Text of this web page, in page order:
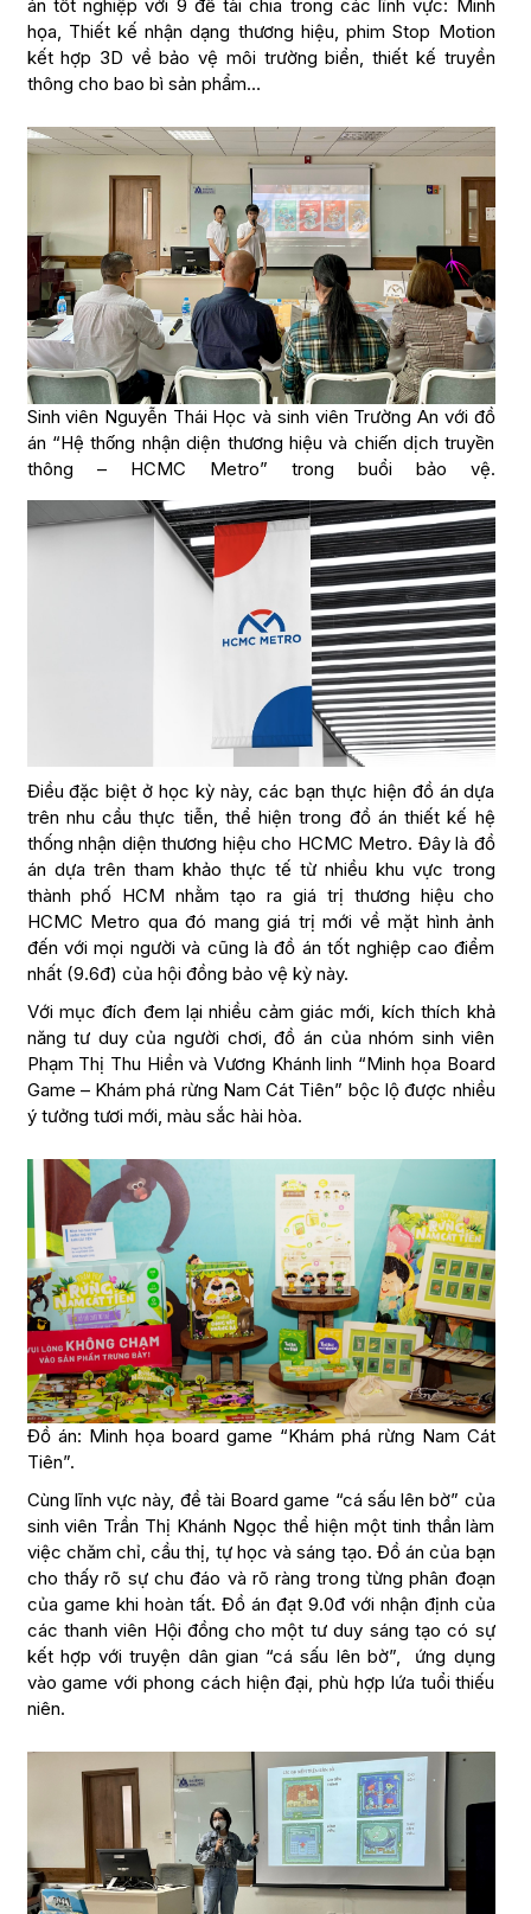
án tốt nghiệp với 9 đề tài chia trong các lĩnh vực: Minh
họa, Thiết kế nhận dạng thương hiệu, phim Stop Motion
kết hợp 3D về bảo vệ môi trường biển, thiết kế truyền
thông cho bao bì sản phẩm…
Sinh viên Nguyễn Thái Học và sinh viên Trường An với đồ
án “Hệ thống nhận diện thương hiệu và chiến dịch truyền
thông – HCMC Metro” trong buổi bảo vệ.
Điều đặc biệt ở học kỳ này, các bạn thực hiện đồ án dựa
trên nhu cầu thực tiễn, thể hiện trong đồ án thiết kế hệ
thống nhận diện thương hiệu cho HCMC Metro. Đây là đồ
án dựa trên tham khảo thực tế từ nhiều khu vực trong
thành phố HCM nhằm tạo ra giá trị thương hiệu cho
HCMC Metro qua đó mang giá trị mới về mặt hình ảnh
đến với mọi người và cũng là đồ án tốt nghiệp cao điểm
nhất (9.6đ) của hội đồng bảo vệ kỳ này.
Với mục đích đem lại nhiều cảm giác mới, kích thích khả
năng tư duy của người chơi, đồ án của nhóm sinh viên
Phạm Thị Thu Hiền và Vương Khánh linh “Minh họa Board
Game – Khám phá rừng Nam Cát Tiên” bộc lộ được nhiều
ý tưởng tươi mới, màu sắc hài hòa.
Đồ án: Minh họa board game “Khám phá rừng Nam Cát
Tiên”.
Cùng lĩnh vực này, đề tài Board game “cá sấu lên bờ” của
sinh viên Trần Thị Khánh Ngọc thể hiện một tinh thần làm
việc chăm chỉ, cầu thị, tự học và sáng tạo. Đồ án của bạn
cho thấy rõ sự chu đáo và rõ ràng trong từng phân đoạn
của game khi hoàn tất. Đồ án đạt 9.0đ với nhận định của
các thanh viên Hội đồng cho một tư duy sáng tạo có sự
kết hợp với truyện dân gian “cá sấu lên bờ”, ứng dụng
vào game với phong cách hiện đại, phù hợp lứa tuổi thiếu
niên.